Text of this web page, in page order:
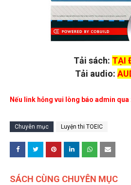
Tải sách: TẠI
Tải audio:
Nếu link hỏng vui lòng báo admin
Chuyên mục Luyện thi TOEIC
SÁCH CÙNG CHUYÊN MỤC